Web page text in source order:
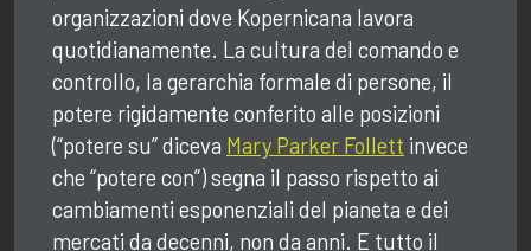
organizzazioni dove Kopernicana lavora
quotidianamente. La cultura del comando e
controllo, la gerarchia formale di persone, il
potere rigidamente conferito alle posizioni
(“potere su” diceva Mary Parker Follett invece
che “potere con”) segna il passo rispetto ai
cambiamenti esponenziali del pianeta e dei
mercati da decenni, non da anni. E tutto il